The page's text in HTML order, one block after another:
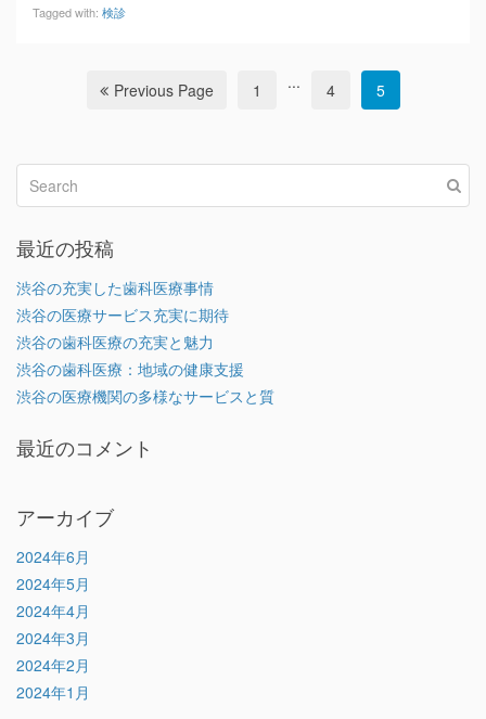
Tagged with: 検診
Previous Page 1 ... 4 5
最近の投稿
渋谷の充実した歯科医療事情
渋谷の医療サービス充実に期待
渋谷の歯科医療の充実と魅力
渋谷の歯科医療：地域の健康支援
渋谷の医療機関の多様なサービスと質
最近のコメント
アーカイブ
2024年6月
2024年5月
2024年4月
2024年3月
2024年2月
2024年1月